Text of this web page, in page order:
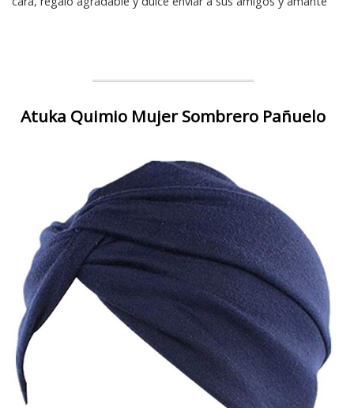
Atuka Quimio Mujer Sombrero Pañuelo